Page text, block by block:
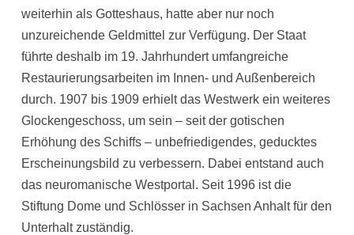
weiterhin als Gotteshaus, hatte aber nur noch
unzureichende Geldmittel zur Verfügung. Der Staat
führte deshalb im 19. Jahrhundert umfangreiche
Restaurierungsarbeiten im Innen- und Außenbereich
durch. 1907 bis 1909 erhielt das Westwerk ein weiteres
Glockengeschoss, um sein – seit der gotischen
Erhöhung des Schiffs – unbefriedigendes, geducktes
Erscheinungsbild zu verbessern. Dabei entstand auch
das neuromanische Westportal. Seit 1996 ist die
Stiftung Dome und Schlösser in Sachsen Anhalt für den
Unterhalt zuständig.